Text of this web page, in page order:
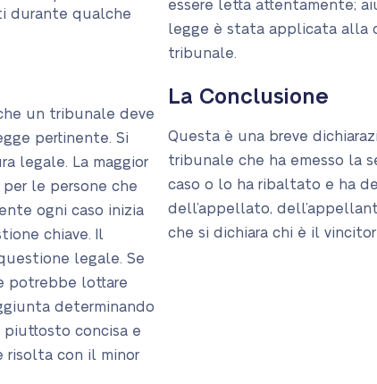
durante qualche
un tribunale deve
pertinente. Si
legale. La maggior
le persone che
ogni caso inizia
chiave. Il
legale. Se
potrebbe lottare
determinando
piuttosto concisa e
risolta con il minor
essere letta attentamente;
legge è stata applicata alla
tribunale.
La Conclusione
Questa è una breve
tribunale che ha emesso la
caso o lo ha ribaltato e ha
dell’appellato,
che si dichiara chi è il